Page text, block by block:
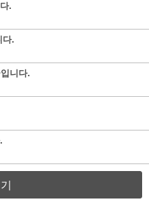
.
다.
니다.